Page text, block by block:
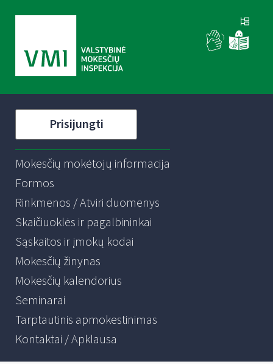
Prisijungti
Mokesčių mokėtojų informacija
Formos
Rinkmenos / Atviri duomenys
Skaičiuoklės ir pagalbininkai
Sąskaitos ir įmokų kodai
Mokesčių žinynas
Mokesčių kalendorius
Seminarai
Tarptautinis apmokestinimas
Kontaktai / Apklausa